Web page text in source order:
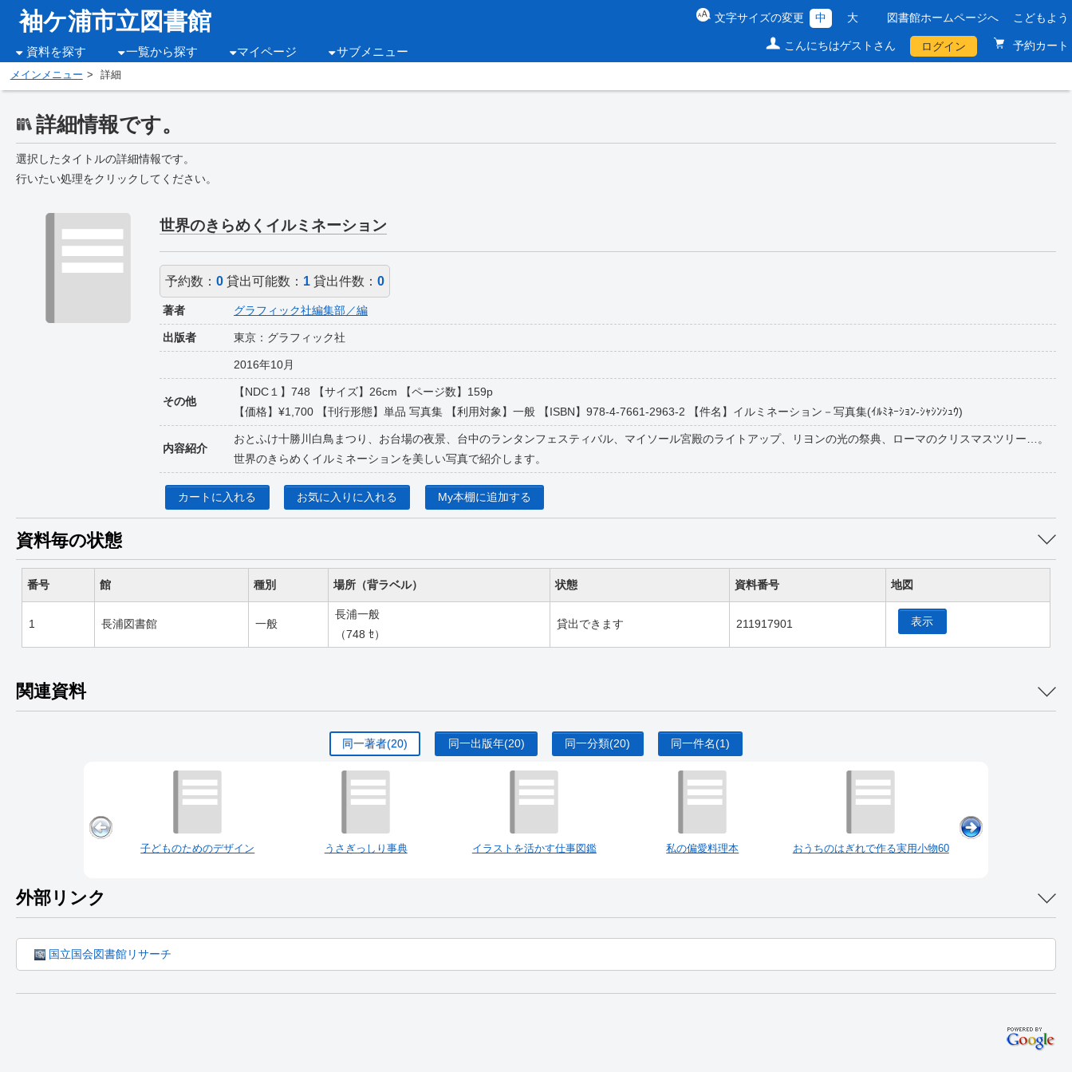
袖ケ浦市立図書館
資料を探す 一覧から探す マイページ サブメニュー
文字サイズの変更 中 大 図書館ホームページへ こどもよう
こんにちはゲストさん ログイン 予約カート
メインメニュー 詳細
詳細情報です。
選択したタイトルの詳細情報です。
行いたい処理をクリックしてください。
世界のきらめくイルミネーション
予約数：0 貸出可能数： 1 貸出件数：0
著者 グラフィック社編集部／編
出版者 東京：グラフィック社
2016年10月
その他
【NDC１】748 【サイズ】26cm 【ページ数】159p
【価格】¥1,700 【刊行形態】単品 写真集 【利用対象】一般 【ISBN】978-4-7661-2963-2 【件名】イルミネーション－写真集(ｲﾙﾐﾈｰｼｮﾝ-ｼｬｼﾝｼｭｳ)
内容紹介
おとふけ十勝川白鳥まつり、お台場の夜景、台中のランタンフェスティバル、マイソール宮殿のライトアップ、リヨンの光の祭典、ローマのクリスマスツリー…。
世界のきらめくイルミネーションを美しい写真で紹介します。
カートに入れる お気に入りに入れる My本棚に追加する
資料毎の状態
番号 館 種別 場所（背ラベル） 状態 資料番号 地図
1 長浦図書館 一般
長浦一般
（748 ｾ）
貸出できます 211917901 表示
関連資料
同一著者(20) 同一出版年(20) 同一分類(20) 同一件名(1)
子どものためのデザイン うさぎっしり事典 イラストを活かす仕事図鑑 私の偏愛料理本 おうちのはぎれで作る実用小物60
外部リンク
国立国会図書館リサーチ